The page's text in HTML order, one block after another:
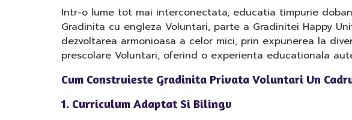
Intr-o lume tot mai interconectata, educatia timpurie
Gradinita cu engleza Voluntari, parte a Gradinitei Happy
dezvoltarea armonioasa a celor mici, prin expunerea la
prescolare Voluntari, oferind o experienta educationala
Cum Construieste Gradinita Privata Voluntari Un
1. Curriculum Adaptat Si Bilingv